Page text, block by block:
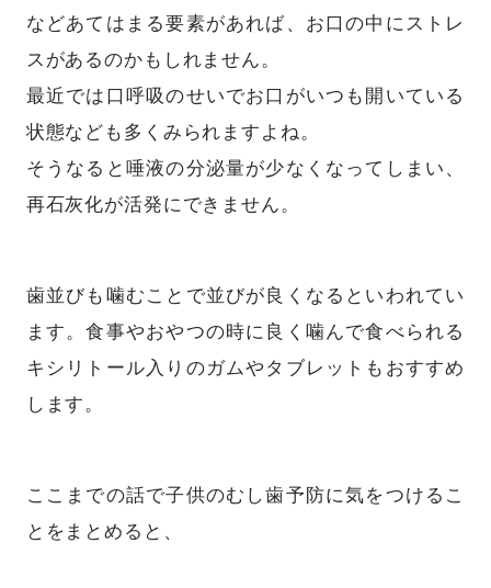
などあてはまる要素があれば、お口の中にストレ
スがあるのかもしれません。
最近では口呼吸のせいでお口がいつも開いている
状態なども多くみられますよね。
そうなると唾液の分泌量が少なくなってしまい、
再石灰化が活発にできません。
歯並びも噛むことで並びが良くなるといわれてい
ます。食事やおやつの時に良く噛んで食べられる
キシリトール入りのガムやタブレットもおすすめ
します。
ここまでの話で子供のむし歯予防に気をつけるこ
とをまとめると、